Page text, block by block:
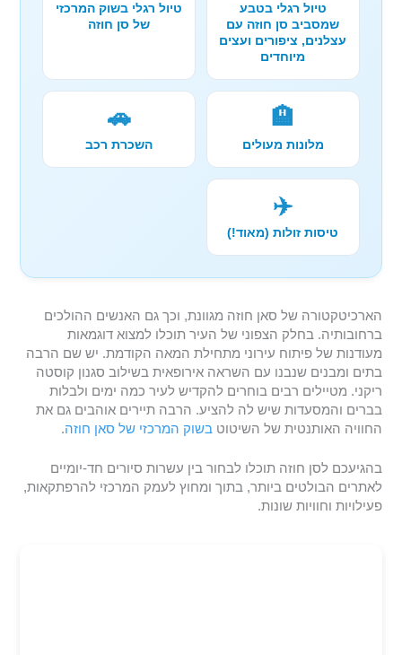
טיול רגלי בטבע
שמסביב סן חוזה עם
עצלנים, ציפורים ועצים
מיוחדים
טיול רגלי בשוק המרכזי
של סן חוזה
🏨
מלונות מעולים
🚗
השכרת רכב
✈️
טיסות זולות (מאוד!)
הארכיטקטורה של סאן חוזה מגוונת, וכך גם האנשים ההולכים
ברחובותיה. בחלק הצפוני של העיר תוכלו למצוא דוגמאות
מעודנות של פיתוח עירוני מתחילת המאה הקודמת. יש שם הרבה
בתים ומבנים שנבנו עם השראה אירופאית בשילוב סגנון קוסטה
ריקני. מטיילים רבים בוחרים להקדיש לעיר כמה ימים ולבלות
בברים והמסעדות שיש לה להציע. הרבה תיירים אוהבים גם את
החוויה האותנטית של השיטוט בשוק המרכזי של סאן חוזה.
בהגיעכם לסן חוזה תוכלו לבחור בין עשרות סיורים חד-יומיים
לאתרים הבולטים ביותר, בתוך ומחוץ לעמק המרכזי להרפתקאות,
פעילויות וחוויות שונות.